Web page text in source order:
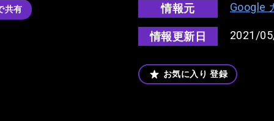
共有 情報元 Google
情報更新日 2021/
お気に入り 登録